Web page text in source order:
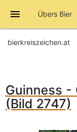
menu Übers Bier
bierkreiszeichen.at
Guinness -
(Bild 2747)